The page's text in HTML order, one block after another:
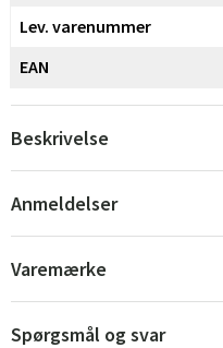
Lev. varenummer
EAN
Beskrivelse
Anmeldelser
Varemærke
Spørgsmål og svar